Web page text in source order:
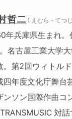
哲二 （ えむら・てつじ
年兵庫県生まれ。
。名古屋工業大学
。第2回ウィトル
四年度文化庁舞台
ンソン国際作曲コ
TRANSMUSIC 対